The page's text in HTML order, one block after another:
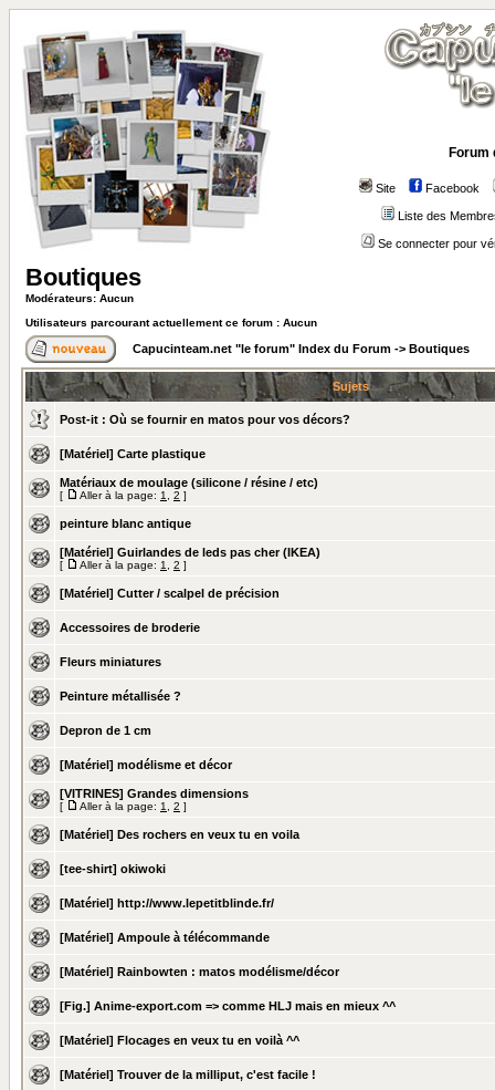
Forum
Site Facebook
Liste des
Se connecter pour
Boutiques
Modérateurs: Aucun
Utilisateurs parcourant actuellement ce forum : Aucun
Capucinteam.net "le forum" Index du Forum -> Boutiques
Sujets
Post-it : Où se fournir en matos pour vos décors?
[Matériel] Carte plastique
Matériaux de moulage (silicone / résine / etc)
[ Aller à la page: 1 2 ]
peinture blanc antique
[Matériel] Guirlandes de leds pas cher (IKEA)
[ Aller à la page: 1 2 ]
[Matériel] Cutter / scalpel de précision
Accessoires de broderie
Fleurs miniatures
Peinture métallisée ?
Depron de 1 cm
[Matériel] modélisme et décor
[VITRINES] Grandes dimensions
[ Aller à la page: 1 2 ]
[Matériel] Des rochers en veux tu en voila
[tee-shirt] okiwoki
[Matériel] http://www.lepetitblinde.fr/
[Matériel] Ampoule à télécommande
[Matériel] Rainbowten : matos modélisme/décor
[Fig.] Anime-export.com => comme HLJ mais en mieux ^^
[Matériel] Flocages en veux tu en voilà ^^
[Matériel] Trouver de la milliput, c'est facile !